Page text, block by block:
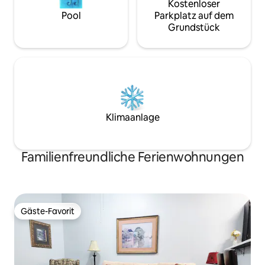
Pool
Kostenloser
Parkplatz auf dem
Grundstück
Klimaanlage
Familienfreundliche Ferienwohnungen
Gäste-Favorit
Gäste-Favorit